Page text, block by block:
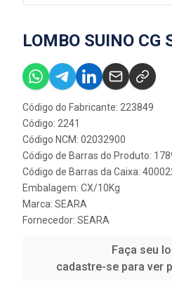
LOMBO SUINO CG
Código do Fabricante: 223849
Código: 2241
Código NCM: 02032900
Código de Barras do Produto:
Código de Barras da Caixa:
Embalagem: CX/10Kg
Marca: SEARA
Fornecedor: SEARA
Faça seu
cadastre-se para ver